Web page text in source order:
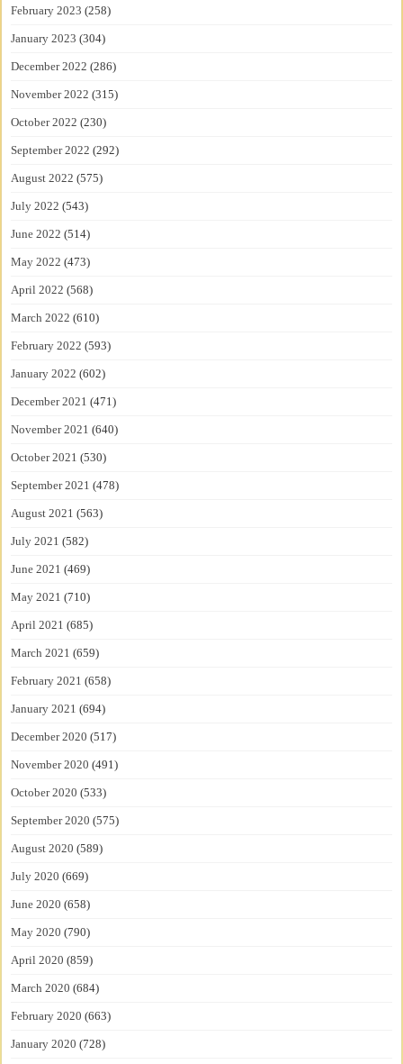
February 2023 (258)
January 2023 (304)
December 2022 (286)
November 2022 (315)
October 2022 (230)
September 2022 (292)
August 2022 (575)
July 2022 (543)
June 2022 (514)
May 2022 (473)
April 2022 (568)
March 2022 (610)
February 2022 (593)
January 2022 (602)
December 2021 (471)
November 2021 (640)
October 2021 (530)
September 2021 (478)
August 2021 (563)
July 2021 (582)
June 2021 (469)
May 2021 (710)
April 2021 (685)
March 2021 (659)
February 2021 (658)
January 2021 (694)
December 2020 (517)
November 2020 (491)
October 2020 (533)
September 2020 (575)
August 2020 (589)
July 2020 (669)
June 2020 (658)
May 2020 (790)
April 2020 (859)
March 2020 (684)
February 2020 (663)
January 2020 (728)